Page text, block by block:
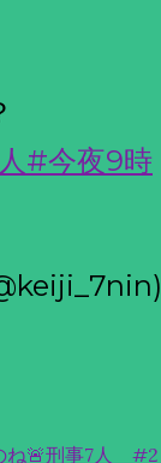
#今夜9時
ね🚨刑事7人 #2